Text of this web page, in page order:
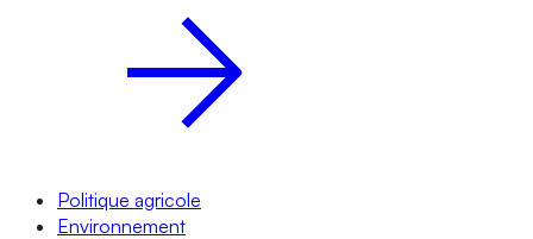
Politique agricole
Environnement